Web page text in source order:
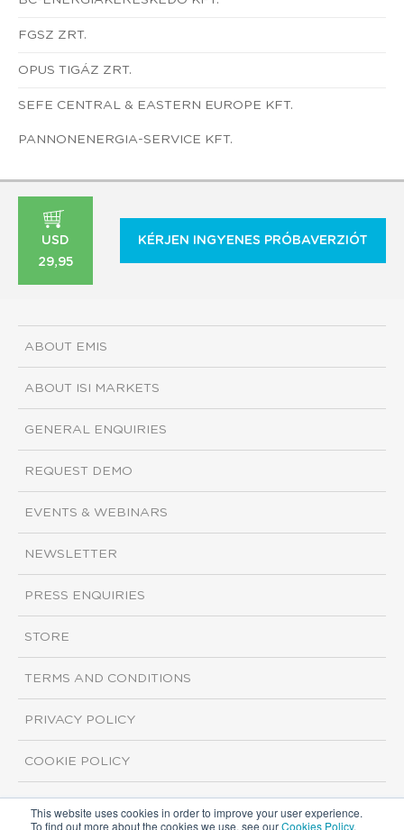
This website uses cookies in order to improve your user experience.
To find out more about the cookies we use, see ourCookies Policy.
FGSZ ZRT.
OPUS TIGÁZ ZRT.
SEFE CENTRAL & EASTERN EUROPE KFT.
PANNONENERGIA-SERVICE KFT.
USD
29,95
KÉRJEN INGYENES PRÓBAVERZIÓT
ABOUT EMIS
ABOUT ISI MARKETS
GENERAL ENQUIRIES
REQUEST DEMO
EVENTS & WEBINARS
NEWSLETTER
PRESS ENQUIRIES
STORE
TERMS AND CONDITIONS
PRIVACY POLICY
COOKIE POLICY
Copyright ©2026 ISI Markets. All rights reserved.